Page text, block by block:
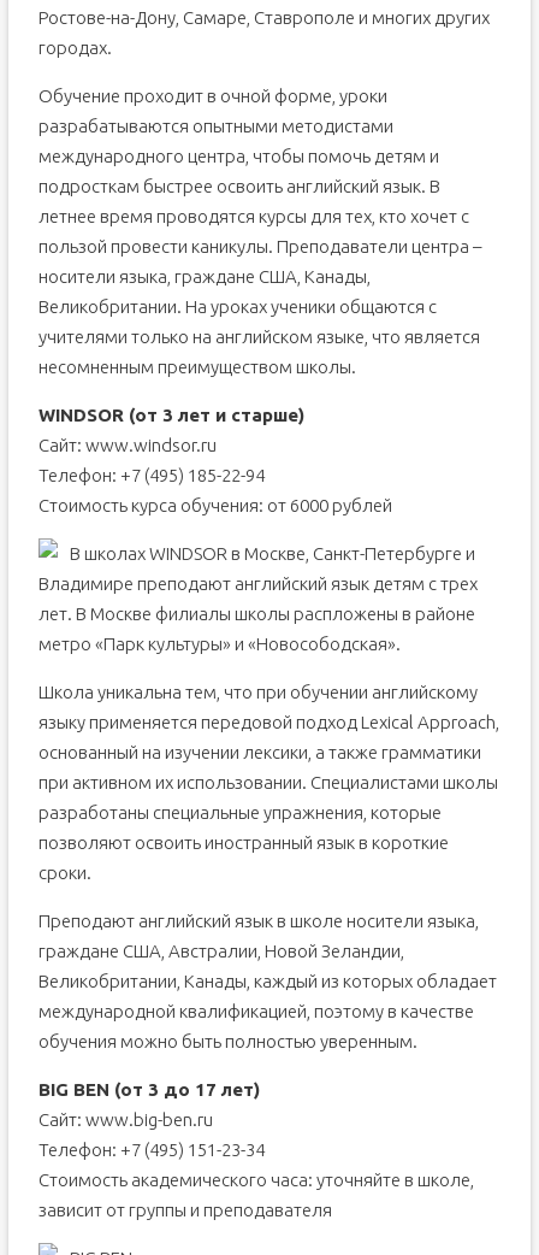
Ростове-на-Дону, Самаре, Ставрополе и многих других
городах.
Обучение проходит в очной форме, уроки
разрабатываются опытными методистами
международного центра, чтобы помочь детям и
подросткам быстрее освоить английский язык. В
летнее время проводятся курсы для тех, кто хочет с
пользой провести каникулы. Преподаватели центра –
носители языка, граждане США, Канады,
Великобритании. На уроках ученики общаются с
учителями только на английском языке, что является
несомненным преимуществом школы.
WINDSOR (от 3 лет и старше)
Сайт: www.windsor.ru
Телефон: +7 (495) 185-22-94
Стоимость курса обучения: от 6000 рублей
В школах WINDSOR в Москве, Санкт-Петербурге и
Владимире преподают английский язык детям с трех
лет. В Москве филиалы школы распложены в районе
метро «Парк культуры» и «Новосободская».
Школа уникальна тем, что при обучении английскому
языку применяется передовой подход Lexical Approach,
основанный на изучении лексики, а также грамматики
при активном их использовании. Специалистами школы
разработаны специальные упражнения, которые
позволяют освоить иностранный язык в короткие
сроки.
Преподают английский язык в школе носители языка,
граждане США, Австралии, Новой Зеландии,
Великобритании, Канады, каждый из которых обладает
международной квалификацией, поэтому в качестве
обучения можно быть полностью уверенным.
BIG BEN (от 3 до 17 лет)
Сайт: www.big-ben.ru
Телефон: +7 (495) 151-23-34
Стоимость академического часа: уточняйте в школе,
зависит от группы и преподавателя